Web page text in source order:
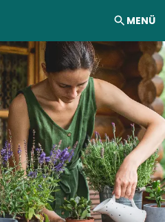
MENÜ